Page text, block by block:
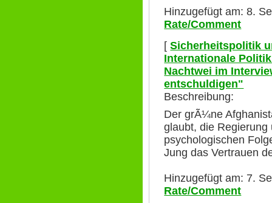
Hinzugefügt am: 8.
Rate/Comment
[Sicherheitspolitik
Internationale
Nachtwei im
entschuldigen"
Beschreibung:
Der grÃ¼ne
glaubt, die
psychologischen
Jung das Vertrauen
Hinzugefügt am: 7.
Rate/Comment